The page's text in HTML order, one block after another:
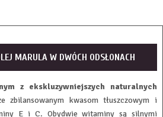
MARULA W DWÓCH ODSŁONACH
z ekskluzywniejszych naturalnych
zbilansowanym kwasom tłuszczowym i
E i C. Obydwie witaminy są silnymi